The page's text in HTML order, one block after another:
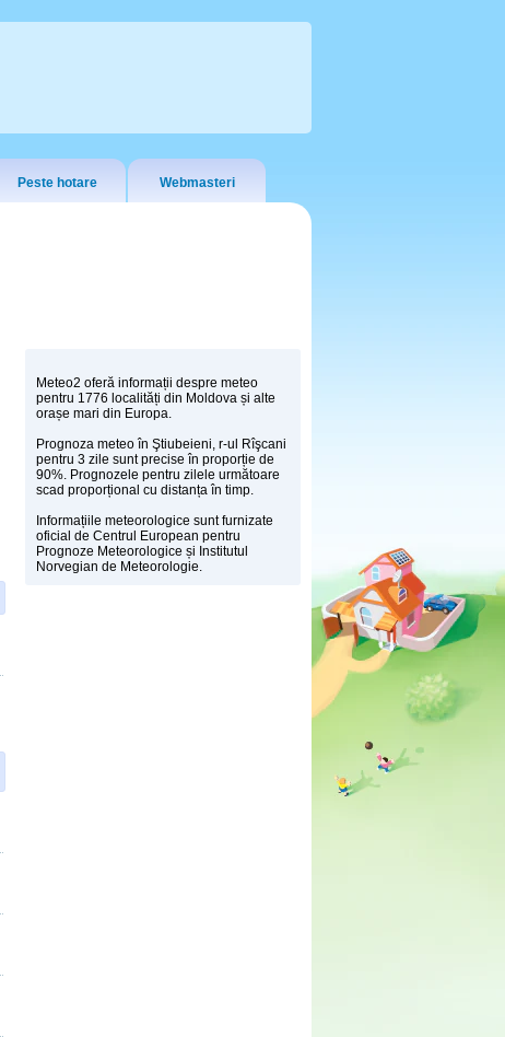
Peste hotare Webmasteri
Meteo2 oferă informații despre meteo
pentru 1776 localități din Moldova și alte
orașe mari din Europa.
Prognoza meteo în Ştiubeieni, r-ul Rîşcani
pentru 3 zile sunt precise în proporție de
90%. Prognozele pentru zilele următoare
scad proporțional cu distanța în timp.
Informațiile meteorologice sunt furnizate
oficial de Centrul European pentru
Prognoze Meteorologice și Institutul
Norvegian de Meteorologie.